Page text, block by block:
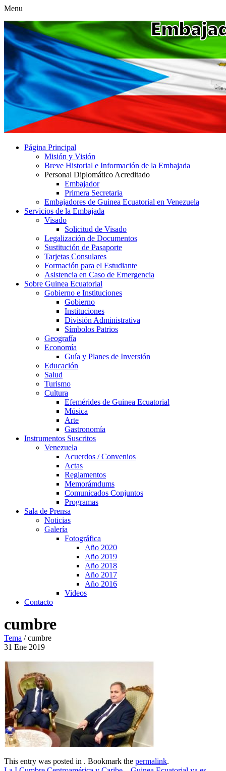
Menu
Página Principal
Misión y Visión
Breve Historial e Información de la Embajada
Personal Diplomático Acreditado
Embajador
Primera Secretaria
Embajadores de Guinea Ecuatorial en Venezuela
Servicios de la Embajada
Visado
Solicitud de Visado
Legalización de Documentos
Sustitución de Pasaporte
Tarjetas Consulares
Formación para el Estudiante
Asistencia en Caso de Emergencia
Sobre Guinea Ecuatorial
Gobierno e Instituciones
Gobierno
Instituciones
División Administrativa
Símbolos Patrios
Geografía
Economía
Guía y Planes de Inversión
Educación
Salud
Turismo
Cultura
Efemérides de Guinea Ecuatorial
Música
Arte
Gastronomía
Instrumentos Suscritos
Venezuela
Acuerdos / Convenios
Actas
Reglamentos
Memorámdums
Comunicados Conjuntos
Programas
Sala de Prensa
Noticias
Galería
Fotográfica
Año 2020
Año 2019
Año 2018
Año 2017
Año 2016
Videos
Contacto
cumbre
Tema /cumbre
31 Ene 2019
This entry was posted in . Bookmark the permalink.